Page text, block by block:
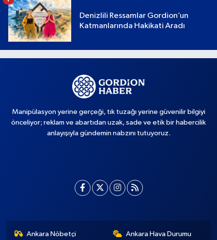
Denizlili Ressamlar Gordion’un
Katmanlarında Hakikati Aradı
Manipülasyon yerine gerçeği, tık tuzağı yerine güvenilir bilgiyi
önceliyor; reklam ve abartıdan uzak, sade ve etik bir habercilik
anlayışıyla gündemin nabzını tutuyoruz.
Ankara Nöbetçi Ankara Hava Durumu